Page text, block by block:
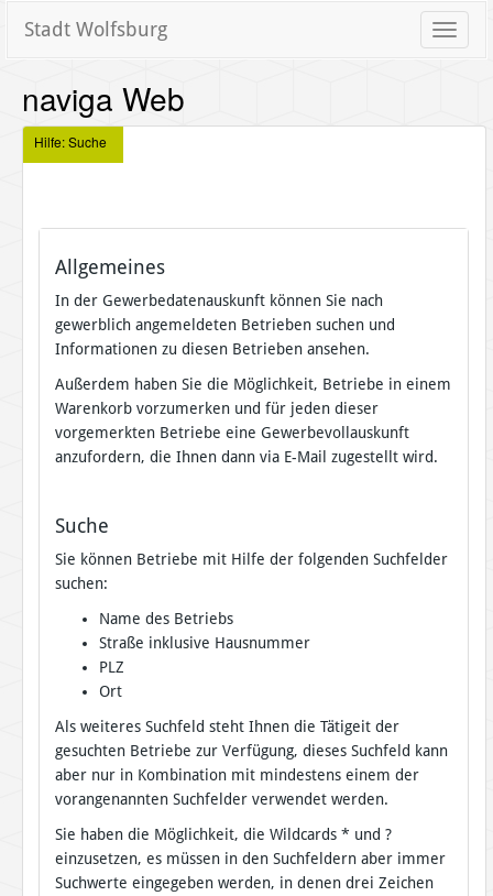
Toggle
Stadt Wolfsburg
naviga Web
Hilfe: Suche
Allgemeines
In der Gewerbedatenauskunft können Sie nach
gewerblich angemeldeten Betrieben suchen und
Informationen zu diesen Betrieben ansehen.
Außerdem haben Sie die Möglichkeit, Betriebe in einem
Warenkorb vorzumerken und für jeden dieser
vorgemerkten Betriebe eine Gewerbevollauskunft
anzufordern, die Ihnen dann via E-Mail zugestellt wird.
Suche
Sie können Betriebe mit Hilfe der folgenden Suchfelder
suchen:
Name des Betriebs
Straße inklusive Hausnummer
PLZ
Ort
Als weiteres Suchfeld steht Ihnen die Tätigeit der
gesuchten Betriebe zur Verfügung, dieses Suchfeld kann
aber nur in Kombination mit mindestens einem der
vorangenannten Suchfelder verwendet werden.
Sie haben die Möglichkeit, die Wildcards * und ?
einzusetzen, es müssen in den Suchfeldern aber immer
Suchwerte eingegeben werden, in denen drei Zeichen